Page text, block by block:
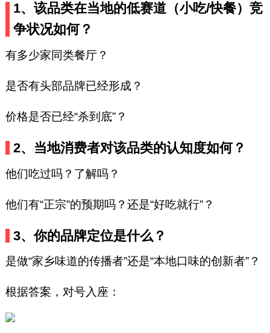
1、该品类在当地的低赛道（小吃/快餐）竞
争状况如何？
有多少家同类餐厅？
是否有头部品牌已经形成？
价格是否已经“杀到底”？
2、当地消费者对该品类的认知度如何？
他们吃过吗？了解吗？
他们有“正宗”的预期吗？还是“好吃就行”？
3、你的品牌定位是什么？
是做“家乡味道的传播者”还是“本地口味的创新者”？
根据答案，对号入座：